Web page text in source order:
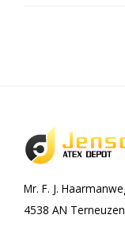
Mr. F. J.
4538 AN Terneuzen